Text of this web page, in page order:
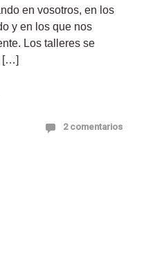
en vosotros, en los
y en los que nos
Los talleres se
[…]
2 comentarios